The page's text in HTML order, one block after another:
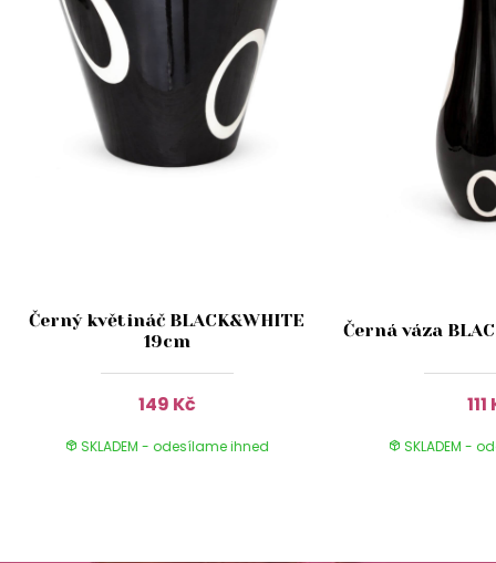
Černý květináč BLACK&WHITE
19cm
149 Kč
SKLADEM - odesílame ihned
Černá váza
SKLADEM -